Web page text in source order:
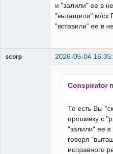
и "залили" ее в
"вытащили" м/сх
"вставили" ее в
scorp 2026-05-04
Conspirator
То есть Вы
прошивку с
"залили" ее
говоря
исправного